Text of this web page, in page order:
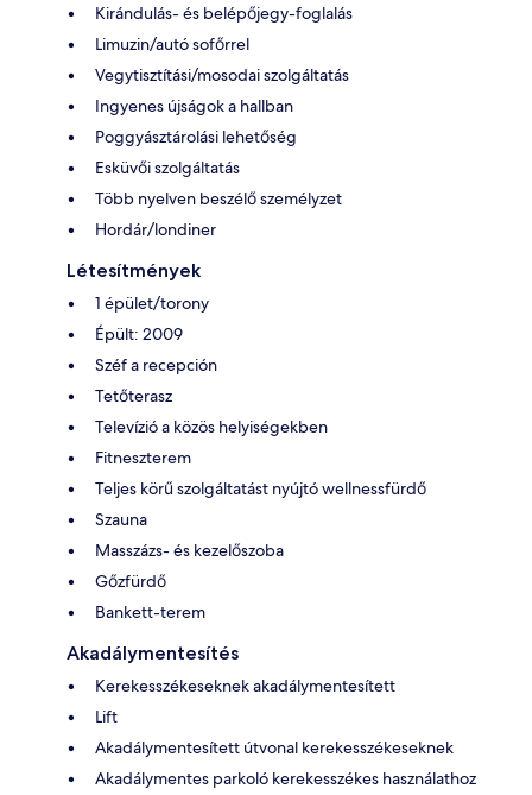
Kirándulás- és belépőjegy-foglalás
Limuzin/autó sofőrrel
Vegytisztítási/mosodai szolgáltatás
Ingyenes újságok a hallban
Poggyásztárolási lehetőség
Esküvői szolgáltatás
Több nyelven beszélő személyzet
Hordár/londiner
Létesítmények
1 épület/torony
Épült: 2009
Széf a recepción
Tetőterasz
Televízió a közös helyiségekben
Fitneszterem
Teljes körű szolgáltatást nyújtó wellnessfürdő
Szauna
Masszázs- és kezelőszoba
Gőzfürdő
Bankett-terem
Akadálymentesítés
Kerekesszékeseknek akadálymentesített
Lift
Akadálymentesített útvonal kerekesszékeseknek
Akadálymentes parkoló kerekesszékes használathoz